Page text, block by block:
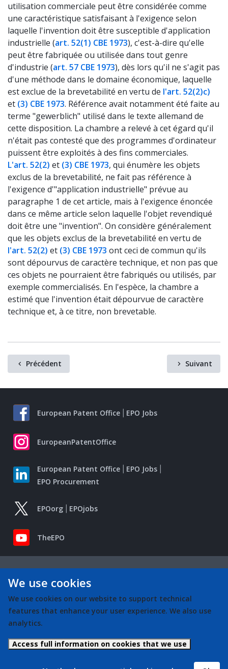
utilisation commerciale peut être considérée comme
une caractéristique satisfaisant à l'exigence selon
laquelle l'invention doit être susceptible d'application
industrielle (art. 52(1) CBE 1973), c'est-à-dire qu'elle
peut être fabriquée ou utilisée dans tout genre
d'industrie (art. 57 CBE 1973), dès lors qu'il ne s'agit pas
d'une méthode dans le domaine économique, laquelle
est exclue de la brevetabilité en vertu de l'art. 52(2)c)
et (3) CBE 1973. Référence avait notamment été faite au
terme "gewerblich" utilisé dans le texte allemand de
cette disposition. La chambre a relevé à cet égard qu'il
n'était pas contesté que des programmes d'ordinateur
puissent être exploités à des fins commerciales.
L'art. 52(2) et (3) CBE 1973, qui énumère les objets
exclus de la brevetabilité, ne fait pas référence à
l'exigence d'"application industrielle" prévue au
paragraphe 1 de cet article, mais à l'exigence énoncée
dans ce même article selon laquelle l'objet revendiqué
doit être une "invention". On considère généralement
que les objets exclus de la brevetabilité en vertu de
l'art. 52(2) et (3) CBE 1973 ont ceci de commun qu'ils
sont dépourvus de caractère technique, et non pas que
ces objets ne pourraient être fabriqués ou utilisés, par
exemple commercialisés. En l'espèce, la chambre a
estimé que l'invention était dépourvue de caractère
technique et, à ce titre, non brevetable.
Précédent Suivant
European Patent Office EPO Jobs
EuropeanPatentOffice
European Patent Office
EPO Jobs
EPO Procurement
EPOorg EPOjobs
TheEPO
We use cookies
We use cookies on our website to support technical
features that enhance your user experience. We also use
analytics.
Access full information on cookies that we use